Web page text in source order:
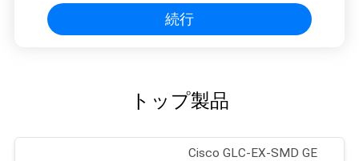
続行
トップ製品
Cisco GLC-EX-SMD GE